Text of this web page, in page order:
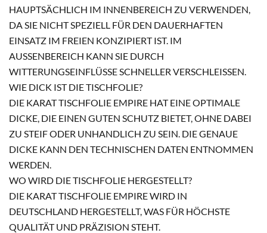
HAUPTSÄCHLICH IM INNENBEREICH ZU VERWENDEN,
DA SIE NICHT SPEZIELL FÜR DEN DAUERHAFTEN
EINSATZ IM FREIEN KONZIPIERT IST. IM
AUSSENBEREICH KANN SIE DURCH W
ITTERUNGSEINFLÜSSE SCHNELLER VERSCHLEISSEN.
WIE DICK IST DIE TISCHFOLIE?
DIE KARAT TISCHFOLIE EMPIRE HAT EINE OPTIMALE
DICKE, DIE EINEN GUTEN SCHUTZ BIETET, OHNE DABEI
ZU STEIF ODER UNHANDLICH ZU SEIN. DIE GENAUE
DICKE KANN DEN TECHNISCHEN DATEN ENTNOMMEN
WERDEN.
WO WIRD DIE TISCHFOLIE HERGESTELLT?
DIE KARAT TISCHFOLIE EMPIRE WIRD IN
DEUTSCHLAND HERGESTELLT, WAS FÜR HÖCHSTE
QUALITÄT UND PRÄZISION STEHT.